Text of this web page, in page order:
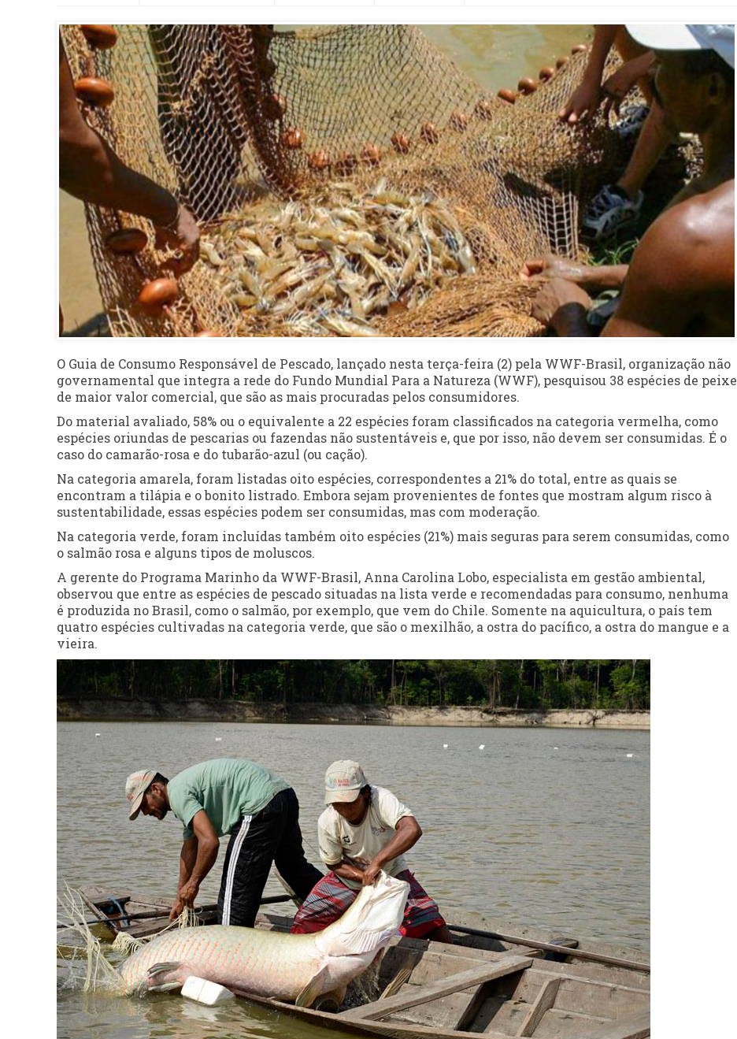
O Guia de Consumo Responsável de Pescado, lançado nesta terça-feira (2) pela WWF-Brasil, organização não
governamental que integra a rede do Fundo Mundial Para a Natureza (WWF), pesquisou 38 espécies de peixe
de maior valor comercial, que são as mais procuradas pelos consumidores.
Do material avaliado, 58% ou o equivalente a 22 espécies foram classificados na categoria vermelha, como
espécies oriundas de pescarias ou fazendas não sustentáveis e, que por isso, não devem ser consumidas. É o
caso do camarão-rosa e do tubarão-azul (ou cação).
Na categoria amarela, foram listadas oito espécies, correspondentes a 21% do total, entre as quais se
encontram a tilápia e o bonito listrado. Embora sejam provenientes de fontes que mostram algum risco à
sustentabilidade, essas espécies podem ser consumidas, mas com moderação.
Na categoria verde, foram incluídas também oito espécies (21%) mais seguras para serem consumidas, como
o salmão rosa e alguns tipos de moluscos.
A gerente do Programa Marinho da WWF-Brasil, Anna Carolina Lobo, especialista em gestão ambiental,
observou que entre as espécies de pescado situadas na lista verde e recomendadas para consumo, nenhuma
é produzida no Brasil, como o salmão, por exemplo, que vem do Chile. Somente na aquicultura, o país tem
quatro espécies cultivadas na categoria verde, que são o mexilhão, a ostra do pacífico, a ostra do mangue e a
vieira.